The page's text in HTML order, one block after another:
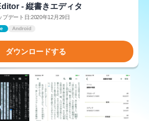
- 縦書きエディタ
プデート日:2020年12月29日
Android
ダウンロードする